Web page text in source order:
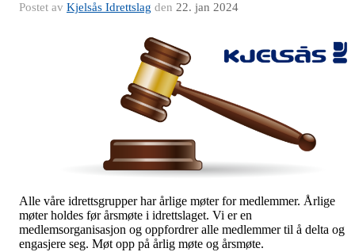
Postet av Kjelsås Idrettslag den 22. jan 2024
Alle våre idrettsgrupper har årlige møter for medlemmer. Årlige
møter holdes før årsmøte i idrettslaget. Vi er en
medlemsorganisasjon og oppfordrer alle medlemmer til å delta og
engasjere seg. Møt opp på årlig møte og årsmøte.